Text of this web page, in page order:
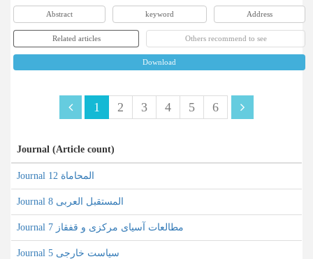
Abstract keyword Address
Related articles Others recommend to see
Download
1 2 3 4 5 6
Journal (Article count)
Journal المحاماة 12
Journal المستقبل العربی 8
Journal مطالعات آسیای مرکزی و قفقاز 7
Journal سیاست خارجی 5